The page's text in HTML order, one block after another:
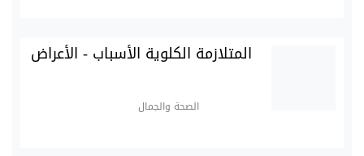
المتلازمة الكلوية الأسباب - الأعراض
الصحة والجمال